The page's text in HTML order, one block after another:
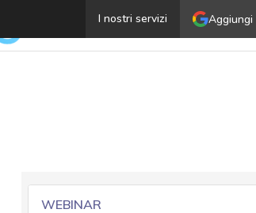
I nostri servizi
Apple svela i nuovi iPhone 14:
WEBINAR